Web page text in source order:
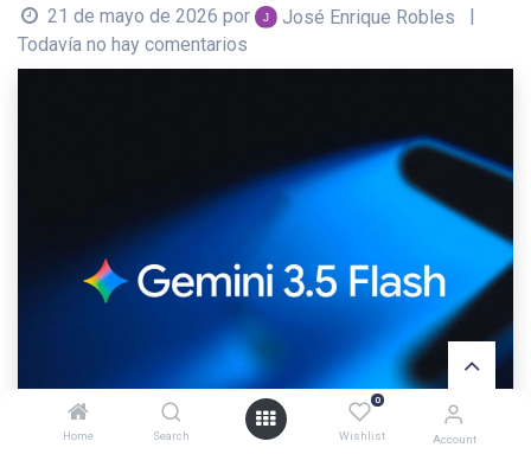
Home Search
0
Wishlist Account
21 de mayo de 2026 por José Enrique Robles
|
Todavía no hay comentarios